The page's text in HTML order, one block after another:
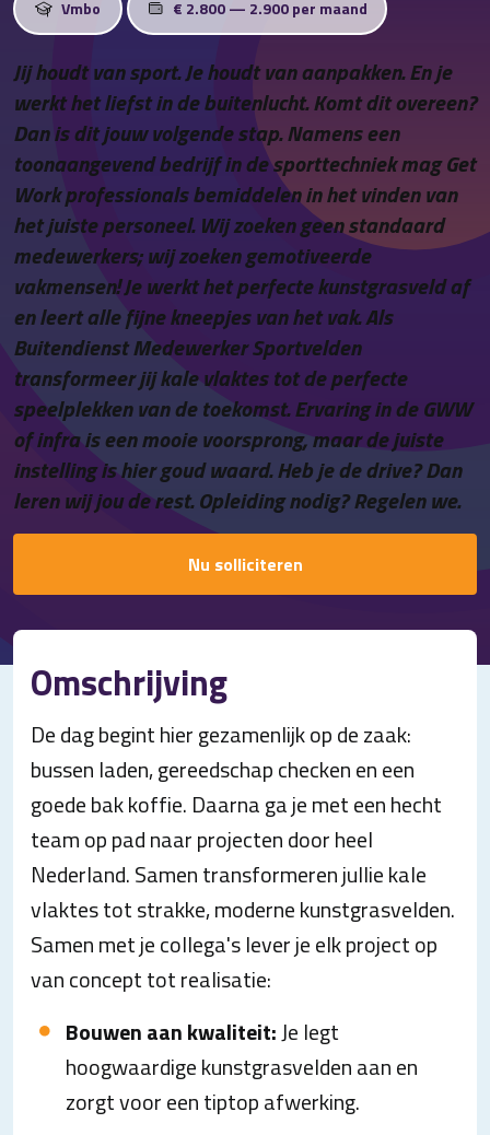
Contact
Vmbo € 2.800 — 2.900 per maand
Jij houdt van sport. Je houdt van aanpakken. En je
werkt het liefst in de buitenlucht. Komt dit overeen?
Dan is dit jouw volgende stap. Namens een
toonaangevend bedrijf in de sporttechniek mag Get
Work professionals bemiddelen in het vinden van
het juiste personeel. Wij zoeken geen standaard
medewerkers; wij zoeken gemotiveerde
vakmensen! Je werkt het perfecte kunstgrasveld af
en leert alle fijne kneepjes van het vak. Als
Buitendienst Medewerker Sportvelden
transformeer jij kale vlaktes tot de perfecte
speelplekken van de toekomst. Ervaring in de GWW
of infra is een mooie voorsprong, maar de juiste
instelling is hier goud waard. Heb je de drive? Dan
leren wij jou de rest. Opleiding nodig? Regelen we.
Nu solliciteren
Omschrijving
De dag begint hier gezamenlijk op de zaak:
bussen laden, gereedschap checken en een
goede bak koffie. Daarna ga je met een hecht
team op pad naar projecten door heel
Nederland. Samen transformeren jullie kale
vlaktes tot strakke, moderne kunstgrasvelden.
Samen met je collega's lever je elk project op
van concept tot realisatie:
Bouwen aan kwaliteit:Je legt
hoogwaardige kunstgrasvelden aan en
zorgt voor een tiptop afwerking.